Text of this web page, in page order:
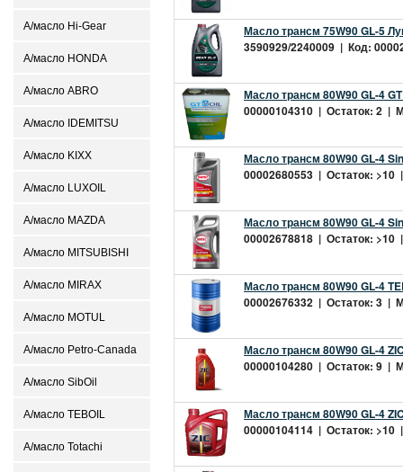
А/масло Hi-Gear
А/масло HONDA
А/масло ABRO
А/масло IDEMITSU
А/масло KIXX
А/масло LUXOIL
А/масло MAZDA
А/масло MITSUBISHI
А/масло MIRAX
А/масло MOTUL
А/масло Petro-Canada
А/масло SibOil
А/масло TEBOIL
А/масло Totachi
Масло трансм 75W90 GL-5
3590929/2240009 | Код:
Масло трансм 80W90 GL-4
00000104310 | Остаток: 2 |
Масло трансм 80W90 GL-4
00002680553 | Остаток: >10
Масло трансм 80W90 GL-4
00002678818 | Остаток: >10
Масло трансм 80W90 GL-4
00002676332 | Остаток: 3 |
Масло трансм 80W90 GL-4
00000104280 | Остаток: 9 |
Масло трансм 80W90 GL-4
00000104114 | Остаток: >10